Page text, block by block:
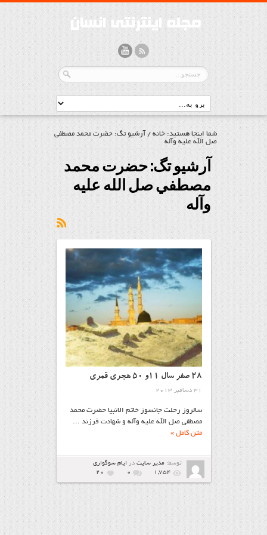
شما اینجا هستید:خانه/ آرشیو تگ: حضرت محمد مصطفي
صل الله عليه وآله
آرشیو تگ:حضرت محمد
مصطفي صل الله عليه
وآله
28 صفر سال 11و 50 هجری قمری
31 دسامبر 2013
سالروز رحلت جانسوز خاتم الانبيا حضرت محمد
مصطفي صل الله عليه وآله و شهادت فرزند ...
متن کامل »
توسط: مدیر سایتدر ايام سوگواري
1,754
۰ 20